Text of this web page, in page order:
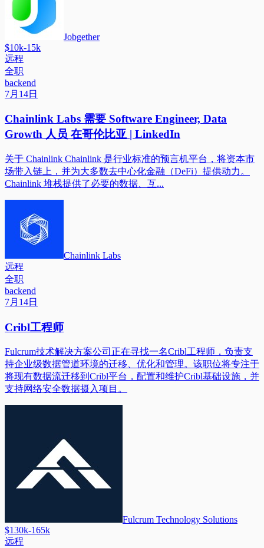
Jobgether
$10k-15k
远程
全职
backend
7月14日
Chainlink Labs 需要 Software Engineer, Data
Growth 人员 在哥伦比亚 | LinkedIn
关于 Chainlink Chainlink 是行业标准的预言机平台，将资本市
场带入链上，并为大多数去中心化金融（DeFi）提供动力。
Chainlink 堆栈提供了必要的数据、互...
Chainlink Labs
远程
全职
backend
7月14日
Cribl工程师
Fulcrum技术解决方案公司正在寻找一名Cribl工程师，负责支
持企业级数据管道环境的迁移、优化和管理。该职位将专注于
将现有数据流迁移到Cribl平台，配置和维护Cribl基础设施，并
支持网络安全数据摄入项目。
Fulcrum Technology Solutions
$130k-165k
远程